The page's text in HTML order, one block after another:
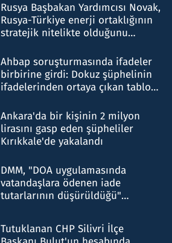
Rusya Başbakan Yardımcısı Novak,
Rusya-Türkiye enerji ortaklığının
stratejik nitelikte olduğunu
Ahbap soruşturmasında ifadeler
birbirine girdi: Dokuz şüphelinin
ifadelerinden ortaya çıkan tablo
Ankara'da bir kişinin 2 milyon
lirasını gasp eden şüpheliler
Kırıkkale'de yakalandı
DMM, "DOA uygulamasında
vatandaşlara ödenen iade
tutarlarının düşürüldüğü"
Tutuklanan CHP Silivri İlçe